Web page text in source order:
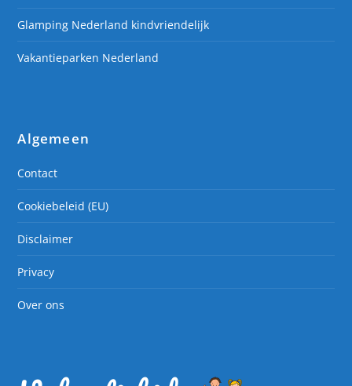
Glamping Nederland kindvriendelijk
Vakantieparken Nederland
Algemeen
Contact
Cookiebeleid (EU)
Disclaimer
Privacy
Over ons